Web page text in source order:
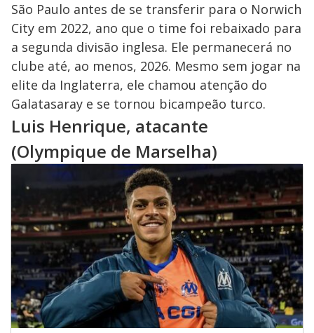
São Paulo antes de se transferir para o Norwich
City em 2022, ano que o time foi rebaixado para
a segunda divisão inglesa. Ele permanecerá no
clube até, ao menos, 2026. Mesmo sem jogar na
elite da Inglaterra, ele chamou atenção do
Galatasaray e se tornou bicampeão turco.
Luis Henrique, atacante
(Olympique de Marselha)